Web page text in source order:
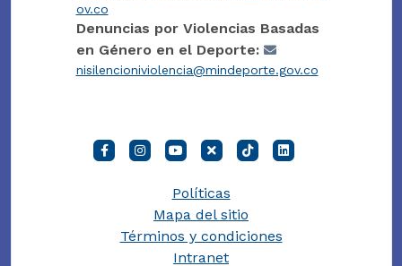
ov.co
Denuncias por Violencias Basadas
en Género en el Deporte:
nisilencioniviolencia@mindeporte.gov.co
Políticas
Mapa del sitio
Términos y condiciones
Intranet